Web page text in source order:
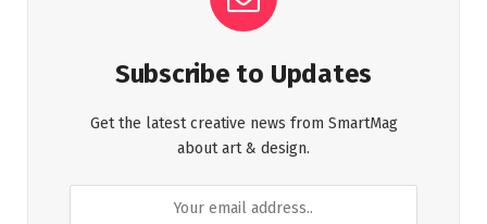
Subscribe to Updates
Get the latest creative news from SmartMag
about art & design.